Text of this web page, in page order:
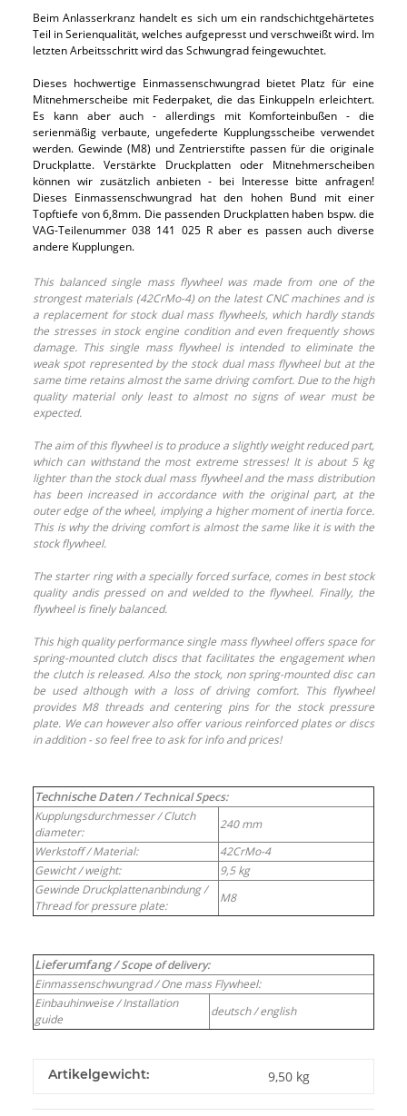
Beim Anlasserkranz handelt es sich um ein randschichtgehärtetes
Teil in Serienqualität, welches aufgepresst und verschweißt wird. Im
letzten Arbeitsschritt wird das Schwungrad feingewuchtet.
Dieses hochwertige Einmassenschwungrad bietet Platz für eine
Mitnehmerscheibe mit Federpaket, die das Einkuppeln erleichtert.
Es kann aber auch - allerdings mit Komforteinbußen - die
serienmäßig verbaute, ungefederte Kupplungsscheibe verwendet
werden. Gewinde (M8) und Zentrierstifte passen für die originale
Druckplatte. Verstärkte Druckplatten oder Mitnehmerscheiben
können wir zusätzlich anbieten - bei Interesse bitte anfragen!
Dieses Einmassenschwungrad hat den hohen Bund mit einer
Topftiefe von 6,8mm. Die passenden Druckplatten haben bspw. die
VAG-Teilenummer 038 141 025 R aber es passen auch diverse
andere Kupplungen.
This balanced single mass flywheel was made from one of the
strongest materials (42CrMo-4) on the latest CNC machines and is
a replacement for stock dual mass flywheels, which hardly stands
the stresses in stock engine condition and even frequently shows
damage. This single mass flywheel is intended to eliminate the
weak spot represented by the stock dual mass flywheel but at the
same time retains almost the same driving comfort. Due to the high
quality material only least to almost no signs of wear must be
expected.
The aim of this flywheel is to produce a slightly weight reduced part,
which can withstand the most extreme stresses! It is about 5 kg
lighter than the stock dual mass flywheel and the mass distribution
has been increased in accordance with the original part, at the
outer edge of the wheel, implying a higher moment of inertia force.
This is why the driving comfort is almost the same like it is with the
stock flywheel.
The starter ring with a specially forced surface, comes in best stock
quality andis pressed on and welded to the flywheel. Finally, the
flywheel is finely balanced.
This high quality performance single mass flywheel offers space for
spring-mounted clutch discs that facilitates the engagement when
the clutch is released. Also the stock, non spring-mounted disc can
be used although with a loss of driving comfort. This flywheel
provides M8 threads and centering pins for the stock pressure
plate. We can however also offer various reinforced plates or discs
in addition - so feel free to ask for info and prices!
Technische Daten /Technical Specs:
Kupplungsdurchmesser /Clutch
diameter:
240 mm
Werkstoff /Material:
42CrMo-4
Gewicht /weight:
9,5 kg
Gewinde Druckplattenanbindung /
Thread for pressure plate:
M8
Lieferumfang /Scope of delivery:
Einmassenschwungrad /One mass Flywheel:
Einbauhinweise /Installation
guide
deutsch /english
Artikelgewicht: 9,50 kg